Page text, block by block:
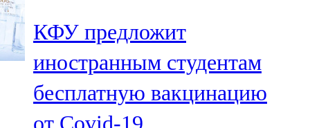
КФУ предложит
иностранным студентам
бесплатную вакцинацию